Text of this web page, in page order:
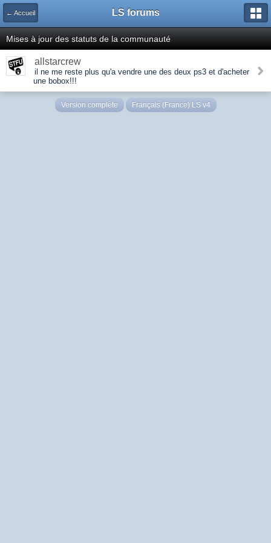
← Accueil LS forums
Mises à jour des statuts de la communauté
allstarcrew
il ne me reste plus qu'a vendre une des deux ps3 et d'acheter
une bobox!!!
Version complète Français (France) LS v4